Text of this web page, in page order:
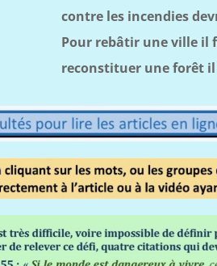
contre les incendies
Pour rebâtir une ville il
reconstituer une forêt il